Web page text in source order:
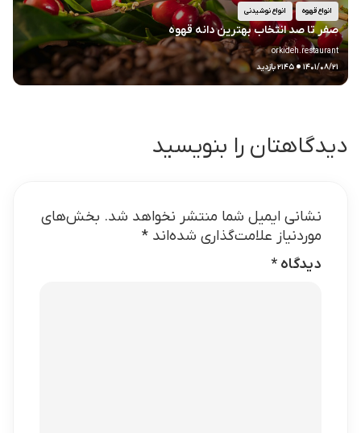
انواع قهوه انواع نوشیدنی
صفر تا صد انتخاب بهترین دانه قهوه
orkideh.restaurant
۱۴۰۱/۰۸/۲۱.۲۱۴۵ بازدید
دیدگاهتان را بنویسید
نشانی ایمیل شما منتشر نخواهد شد. بخش‌های
موردنیاز علامت‌گذاری شده‌اند *
دیدگاه *